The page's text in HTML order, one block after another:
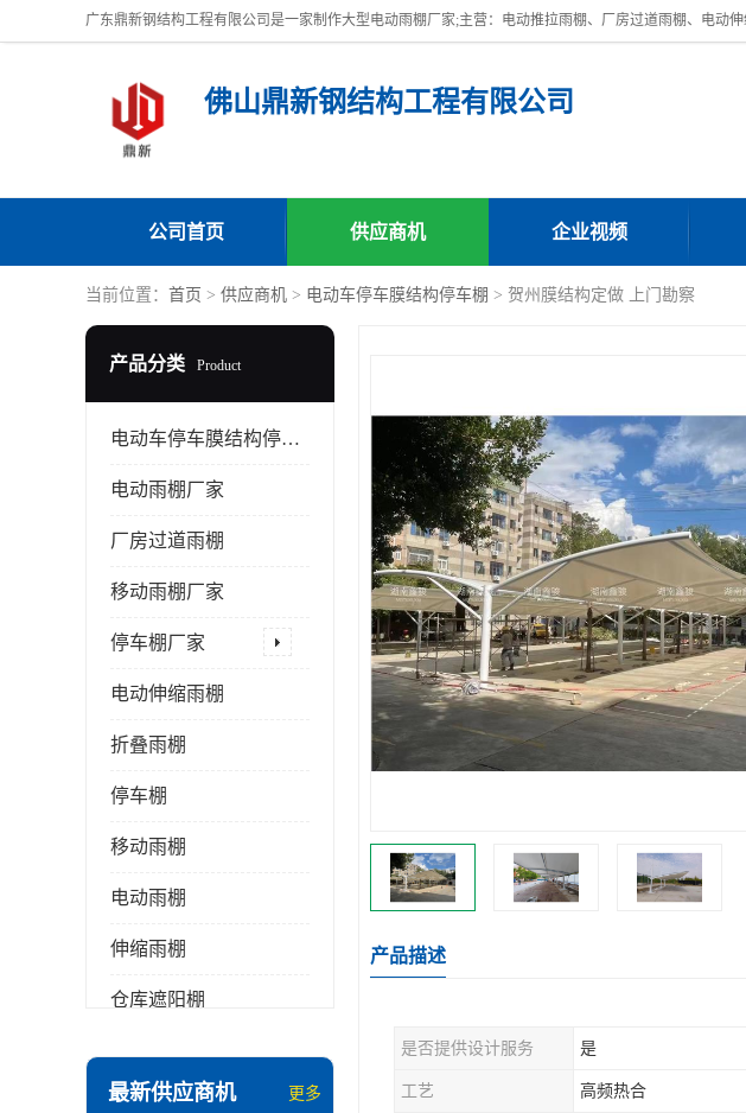
佛山鼎新钢结构工程有限公司
公司首页 供应商机 企业视频
当前位置： 首页 > 供应商机 > 电动车停车膜结构停车棚 > 贺州膜结构定做 上门勘察
产品分类 Product
电动车停车膜结构停车棚
电动雨棚厂家
厂房过道雨棚
移动雨棚厂家
停车棚厂家
电动伸缩雨棚
折叠雨棚
停车棚
移动雨棚
电动雨棚
伸缩雨棚
仓库遮阳棚
电动推拉雨棚
最新供应商机 更多
产品描述
是否提供设计服务 是
工艺 高频热合